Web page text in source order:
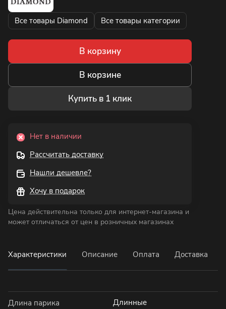
Все товары Diamond Все товары категории
В корзину
В корзине
Купить в 1 клик
Нет в наличии
Рассчитать доставку
Нашли дешевле?
Хочу в подарок
Цена действительна только для интернет-магазина и
может отличаться от цен в розничных магазинах
Характеристики Описание Оплата Доставка
Длина парика Длинные